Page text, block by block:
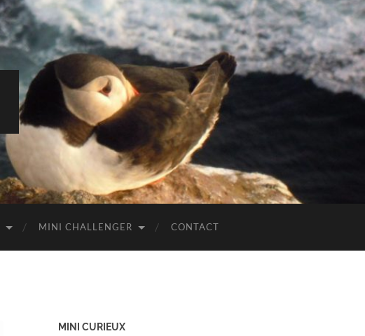
MINI CHALLENGER CONTACT
MINI CURIEUX